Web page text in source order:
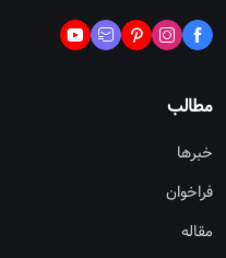
مطالب
خبرها
فراخوان
مقاله